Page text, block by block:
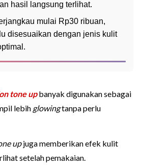
hasil langsung terlihat.
mulai Rp30 ribuan,
disesuaikan dengan jenis kulit
tone upbanyak digunakan sebagai
lebih glowingtanpa perlu
upjuga memberikan efek kulit
setelah pemakaian.